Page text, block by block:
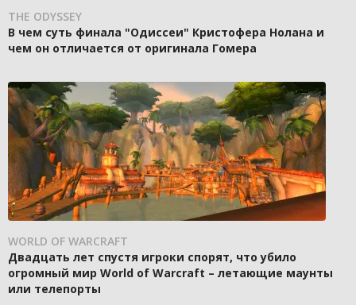
THE ODYSSEY
В чем суть финала "Одиссеи" Кристофера Нолана и
чем он отличается от оригинала Гомера
WORLD OF WARCRAFT
Двадцать лет спустя игроки спорят, что убило
огромный мир World of Warcraft – летающие маунты
или телепорты